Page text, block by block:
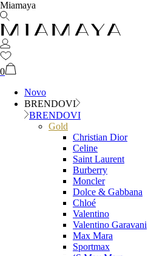
Miamaya
0
Novo
BRENDOVI
BRENDOVI
Gold
Christian Dior
Celine
Saint Laurent
Burberry
Moncler
Dolce & Gabbana
Chloé
Valentino
Valentino Garavani
Max Mara
Sportmax